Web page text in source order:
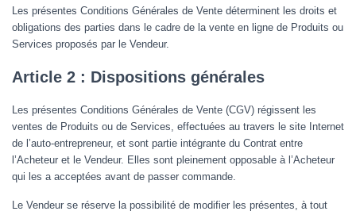
Les présentes Conditions Générales de Vente déterminent les droits et
obligations des parties dans le cadre de la vente en ligne de Produits ou
Services proposés par le Vendeur.
Article 2 : Dispositions générales
Les présentes Conditions Générales de Vente (CGV) régissent les
ventes de Produits ou de Services, effectuées au travers le site Internet
de l’auto-entrepreneur, et sont partie intégrante du Contrat entre
l’Acheteur et le Vendeur. Elles sont pleinement opposable à l’Acheteur
qui les a acceptées avant de passer commande.
Le Vendeur se réserve la possibilité de modifier les présentes, à tout